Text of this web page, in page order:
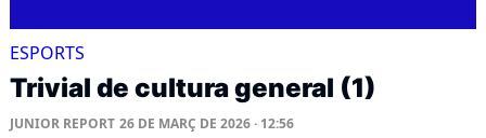
ESPORTS
Trivial de cultura general (1)
JUNIOR REPORT 26 DE MARÇ DE 2026 · 12:56